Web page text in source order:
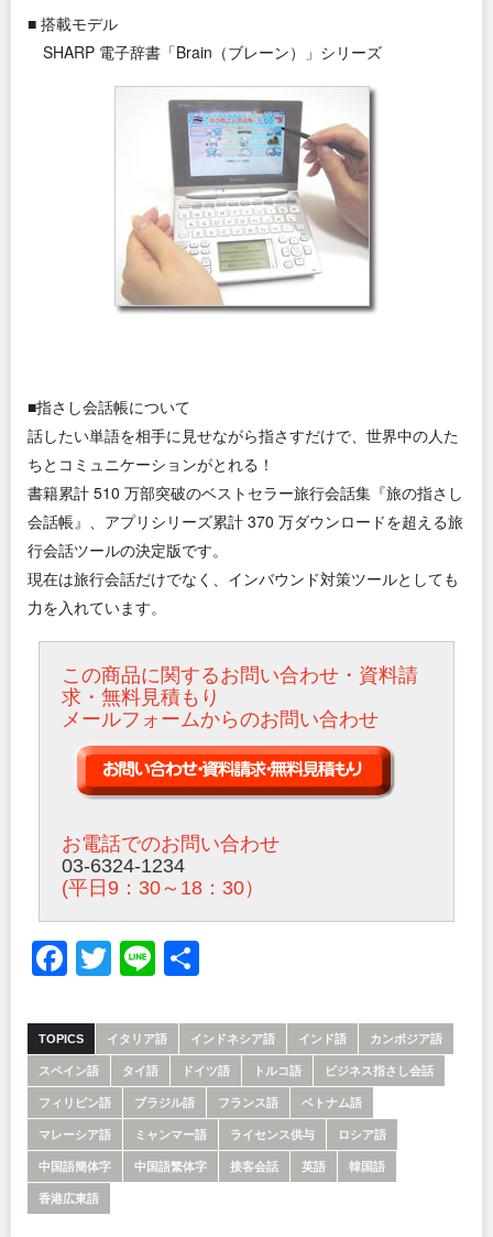
■ 搭載モデル
SHARP 電子辞書「Brain（ブレーン）」シリーズ
■指さし会話帳について
話したい単語を相手に見せながら指さすだけで、世界中の人た
ちとコミュニケーションがとれる！
書籍累計 510 万部突破のベストセラー旅行会話集『旅の指さし
会話帳』、アプリシリーズ累計 370 万ダウンロードを超える旅
行会話ツールの決定版です。
現在は旅行会話だけでなく、インバウンド対策ツールとしても
力を入れています。
この商品に関するお問い合わせ・資料請
求・無料見積もり
メールフォームからのお問い合わせ
お電話でのお問い合わせ
03-6324-1234
(平日9：30～18：30）
Facebook
Twitter
Line共
TOPICS イタリア語 インドネシア語 インド語 カンボジア語
スペイン語 タイ語 ドイツ語 トルコ語 ビジネス指さし会話
フィリピン語 ブラジル語 フランス語 ベトナム語
マレーシア語 ミャンマー語 ライセンス供与 ロシア語
中国語簡体字 中国語繁体字 接客会話 英語 韓国語
香港広東語